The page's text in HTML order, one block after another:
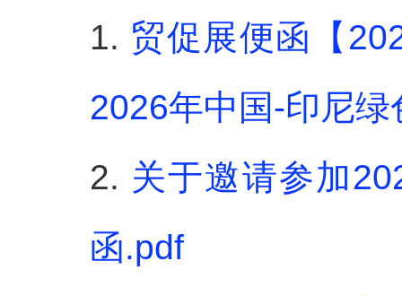
1. 贸促展便函【
2026年中国-印尼
2. 关于邀请参加
函.pdf